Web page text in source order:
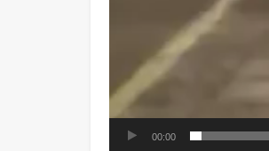
00:00